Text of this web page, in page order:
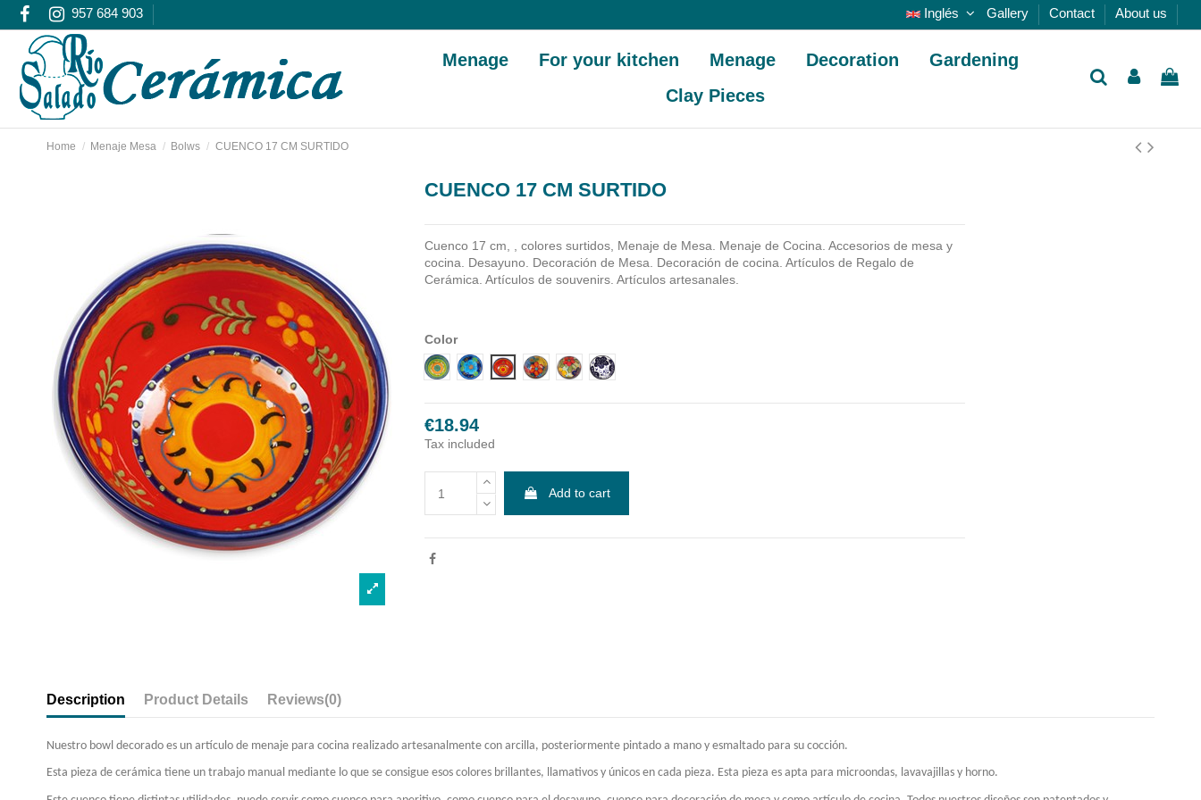
957 684 903 Inglés Gallery Contact About us
Menage For your kitchen Menage Decoration
Gardening
Clay Pieces
Home Menaje Mesa Bolws CUENCO 17 CM SURTIDO
CUENCO 17 CM SURTIDO
Cuenco 17 cm, , colores surtidos, Menaje de Mesa. Menaje de Cocina. Accesorios de mesa y
cocina. Desayuno. Decoración de Mesa. Decoración de cocina. Artículos de Regalo de
Cerámica. Artículos de souvenirs. Artículos artesanales.
Color
Diseño 1Diseño 2Diseño 3Diseño 4Diseño 5Diseño 6
€18.94
Tax included
Add to cart
Description Product Details Reviews(0)
Nuestro bowl decorado es un artículo de menaje para cocina realizado artesanalmente con arcilla, posteriormente pintado a mano y esmaltado para su cocción.
Esta pieza de cerámica tiene un trabajo manual mediante lo que se consigue esos colores brillantes, llamativos y únicos en cada pieza. Esta pieza es apta para microondas, lavavajillas y horno.